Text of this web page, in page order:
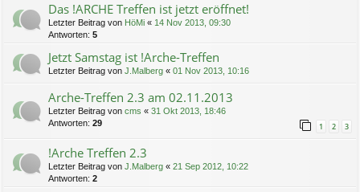
Das !ARCHE Treffen ist jetzt eröffnet!
Letzter Beitrag von HöMi « 14 Nov 2013, 09:30
Antworten: 5
Jetzt Samstag ist !Arche-Treffen
Letzter Beitrag von J.Malberg « 01 Nov 2013, 10:16
Arche-Treffen 2.3 am 02.11.2013
Letzter Beitrag von cms « 31 Okt 2013, 18:46
Antworten: 29 1 2 3
!Arche Treffen 2.3
Letzter Beitrag von J.Malberg « 21 Sep 2012, 10:22
Antworten: 2